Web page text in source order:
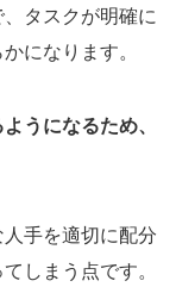
タスクが明確に
になります。
うになるため、
手を適切に配分
しまう点です。